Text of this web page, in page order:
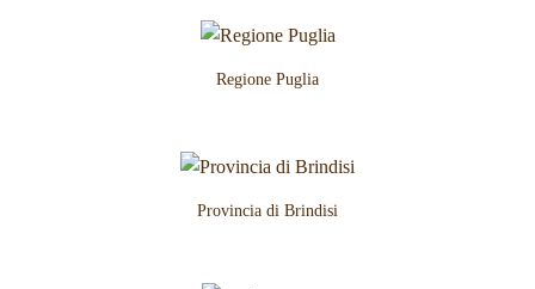
Regione Puglia
Provincia di Brindisi